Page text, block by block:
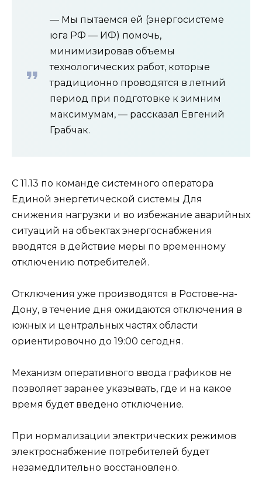
— Мы пытаемся ей (энергосистеме
юга РФ — ИФ) помочь,
минимизировав объемы
технологических работ, которые
традиционно проводятся в летний
период при подготовке к зимним
максимумам, — рассказал Евгений
Грабчак.
С 11.13 по команде системного оператора
Единой энергетической системы Для
снижения нагрузки и во избежание аварийных
ситуаций на объектах энергоснабжения
вводятся в действие меры по временному
отключению потребителей.
Отключения уже производятся в Ростове-на-
Дону, в течение дня ожидаются отключения в
южных и центральных частях области
ориентировочно до 19:00 сегодня.
Механизм оперативного ввода графиков не
позволяет заранее указывать, где и на какое
время будет введено отключение.
При нормализации электрических режимов
электроснабжение потребителей будет
незамедлительно восстановлено.